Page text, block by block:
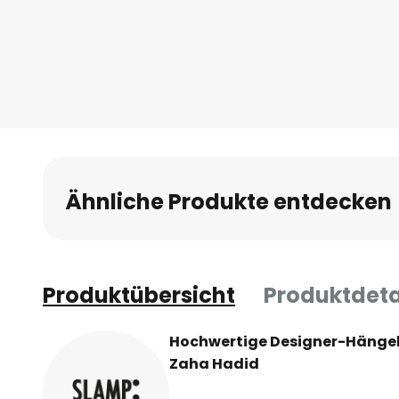
Ähnliche Produkte entdecken
Produktübersicht
Hochwertige Designer-
Zaha Hadid